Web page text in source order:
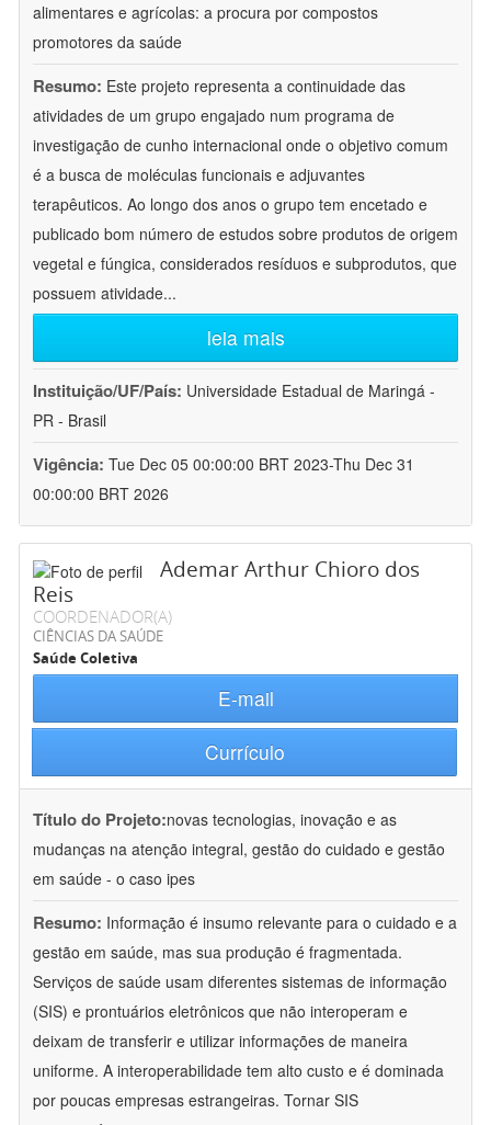
alimentares e agrícolas: a procura por compostos
promotores da saúde
Resumo: Este projeto representa a continuidade das
atividades de um grupo engajado num programa de
investigação de cunho internacional onde o objetivo comum
é a busca de moléculas funcionais e adjuvantes
terapêuticos. Ao longo dos anos o grupo tem encetado e
publicado bom número de estudos sobre produtos de origem
vegetal e fúngica, considerados resíduos e subprodutos, que
possuem atividade...
leia mais
Instituição/UF/País: Universidade Estadual de Maringá -
PR - Brasil
Vigência: Tue Dec 05 00:00:00 BRT 2023-Thu Dec 31
00:00:00 BRT 2026
Ademar Arthur Chioro dos
Reis
COORDENADOR(A)
CIÊNCIAS DA SAÚDE
Saúde Coletiva
E-mail
Currículo
Título do Projeto:novas tecnologias, inovação e as
mudanças na atenção integral, gestão do cuidado e gestão
em saúde - o caso ipes
Resumo: Informação é insumo relevante para o cuidado e a
gestão em saúde, mas sua produção é fragmentada.
Serviços de saúde usam diferentes sistemas de informação
(SIS) e prontuários eletrônicos que não interoperam e
deixam de transferir e utilizar informações de maneira
uniforme. A interoperabilidade tem alto custo e é dominada
por poucas empresas estrangeiras. Tornar SIS